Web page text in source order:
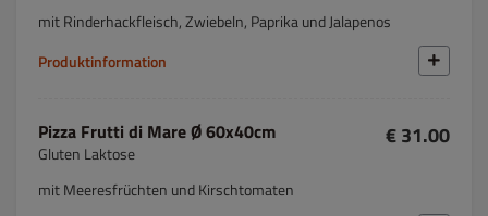
mit Rinderhackfleisch, Zwiebeln, Paprika und Jalapenos
Produktinformation
Pizza Frutti di Mare Ø 60x40cm
Gluten Laktose
€ 31.00
mit Meeresfrüchten und Kirschtomaten